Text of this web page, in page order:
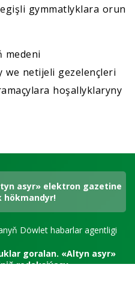
gymmatlyklara orun
medeni
we netijeli gezelençleri
hoşallyklaryny
asyr» elektron gazetine
hökmandyr!
Döwlet habarlar agentligi
goralan. «Altyn asyr»
redaksiýasy